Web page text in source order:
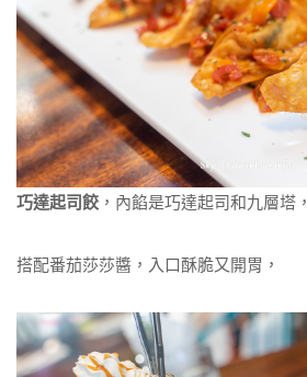
巧達起司餃 ，內餡是巧達起司和九層塔，
搭配番茄莎莎醬，入口酥脆又開胃，